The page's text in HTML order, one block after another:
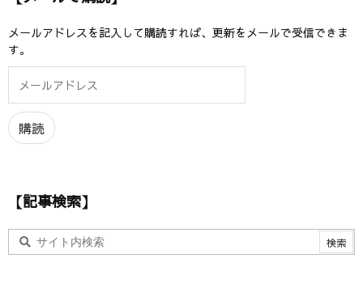
メールアドレスを記入して購読すれば、更新をメールで受信できま
す。
ル
ア
ド
購読
【記事検索】